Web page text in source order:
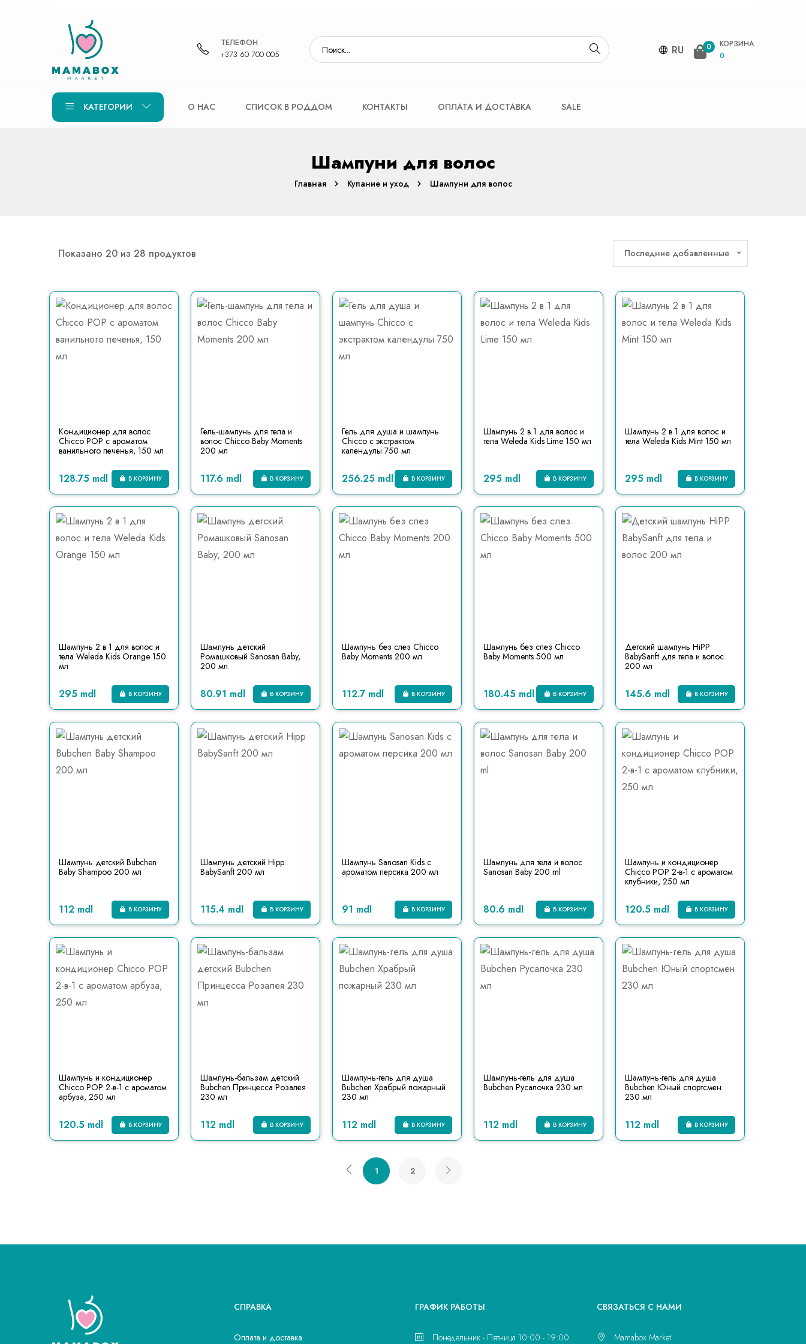
ТЕЛЕФОН
+373 60 700 005
RU 0
КОРЗИНА
0
КАТЕГОРИИ О НАС СПИСОК В РОДДОМ КОНТАКТЫ ОПЛАТА И ДОСТАВКА SALE
Шампуни для волос
Главная Купание и уход Шампуни для волос
Показано 20 из 28 продуктов Последние добавленные
Кондиционер для волос
Chicco POP с ароматом
ванильного печенья, 150 мл
128.75 mdl В КОРЗИНУ
Гель-шампунь для тела и
волос Chicco Baby Moments
200 мл
117.6 mdl В КОРЗИНУ
Гель для душа и шампунь
Chicco с экстрактом
календулы 750 мл
256.25 mdl В КОРЗИНУ
Шампунь 2 в 1 для волос и
тела Weleda Kids Lime 150 мл
295 mdl В КОРЗИНУ
Шампунь 2 в 1 для волос и
тела Weleda Kids Mint 150 мл
295 mdl В КОРЗИНУ
Шампунь 2 в 1 для волос и
тела Weleda Kids Orange 150
мл
295 mdl В КОРЗИНУ
Шампунь детский
Ромашковый Sanosan Baby,
200 мл
80.91 mdl В КОРЗИНУ
Шампунь без слез Chicco
Baby Moments 200 мл
112.7 mdl В КОРЗИНУ
Шампунь без слез Chicco
Baby Moments 500 мл
180.45 mdl В КОРЗИНУ
Детский шампунь HiPP
BabySanft для тела и волос
200 мл
145.6 mdl В КОРЗИНУ
Шампунь детский Bubchen
Baby Shampoo 200 мл
112 mdl В КОРЗИНУ
Шампунь детский Hipp
BabySanft 200 мл
115.4 mdl В КОРЗИНУ
Шампунь Sanosan Kids с
ароматом персика 200 мл
91 mdl В КОРЗИНУ
Шампунь для тела и волос
Sanosan Baby 200 ml
80.6 mdl В КОРЗИНУ
Шампунь и кондиционер
Chicco POP 2-в-1 с ароматом
клубники, 250 мл
120.5 mdl В КОРЗИНУ
Шампунь и кондиционер
Chicco POP 2-в-1 с ароматом
арбуза, 250 мл
120.5 mdl В КОРЗИНУ
Шампунь-бальзам детский
Bubchen Принцесса Розалея
230 мл
112 mdl В КОРЗИНУ
Шампунь-гель для душа
Bubchen Храбрый пожарный
230 мл
112 mdl В КОРЗИНУ
Шампунь-гель для душа
Bubchen Русалочка 230 мл
112 mdl В КОРЗИНУ
Шампунь-гель для душа
Bubchen Юный спортсмен
230 мл
112 mdl В КОРЗИНУ
1 2
СПРАВКА
Оплата и доставка
ГРАФИК РАБОТЫ
Понедельник - Пятница 10:00 - 19:00
CВЯЗАТЬСЯ С НАМИ
Mamabox Market